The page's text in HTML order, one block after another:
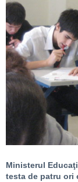
Ministerul
testa de patru ori